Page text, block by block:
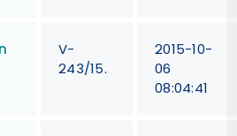
V-
243/15.
2015-10-
06
08:04:41